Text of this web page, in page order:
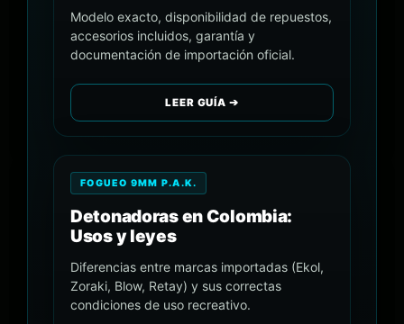
Modelo exacto, disponibilidad de repuestos,
accesorios incluidos, garantía y
documentación de importación oficial.
LEER GUÍA ➔
FOGUEO 9MM P.A.K.
Detonadoras en Colombia:
Usos y leyes
Diferencias entre marcas importadas (Ekol,
Zoraki, Blow, Retay) y sus correctas
condiciones de uso recreativo.